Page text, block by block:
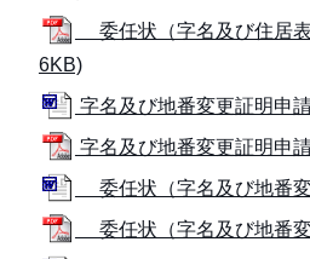
委任状（字名及び住居
6KB)
字名及び地番変更証明申
字名及び地番変更証明申
委任状（字名及び地番
委任状（字名及び地番